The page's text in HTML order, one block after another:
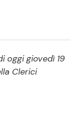
e Talent
oggi giovedì 19
Clerici